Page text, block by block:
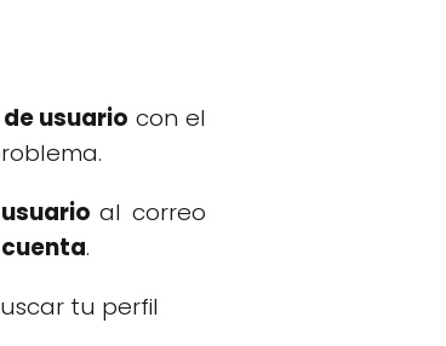
usuario con el
al correo
cuenta.
tu perfil